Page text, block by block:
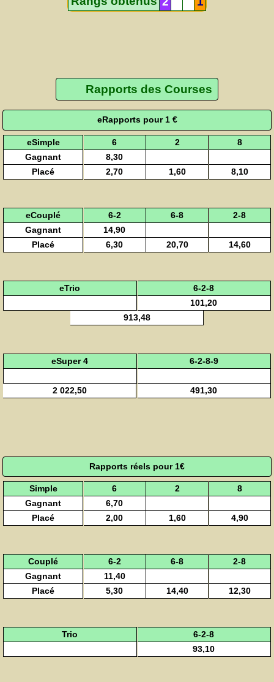
Rapports des Courses
eRapports pour 1 €
eSimple 6 2
8
Gagnant
8,30
Placé
2,70 1,60 8,10
eCouplé 6-2 6-8
2-8
Gagnant
14,90
Placé
6,30 20,70 14,60
eTrio
6-2-8
101,20
913,48
eSuper 4 6-2-8-9
2 022,50 491,30
Rapports réels pour 1€
Simple 6 2
8
Gagnant
6,70
Placé
2,00 1,60 4,90
Couplé 6-2 6-8
2-8
Gagnant
11,40
Placé
5,30 14,40 12,30
Trio
6-2-8
93,10